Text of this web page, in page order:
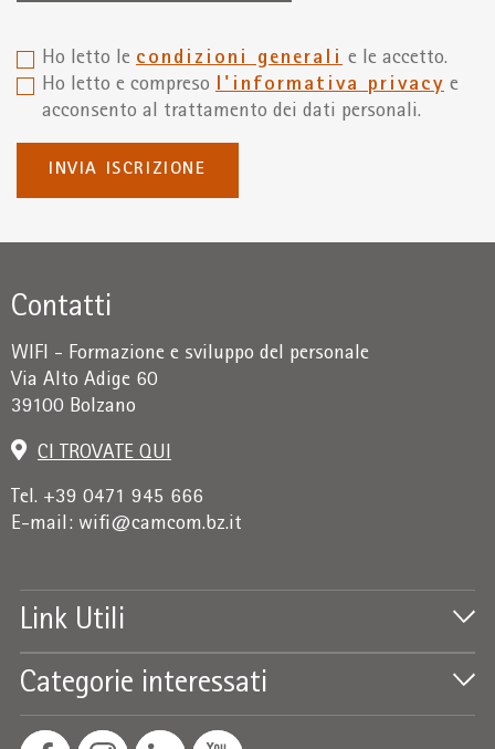
Ho letto le condizioni generali e le accetto.
Ho letto e compreso l'informativa privacy e
acconsento al trattamento dei dati personali.
INVIA ISCRIZIONE
Contatti
WIFI - Formazione e sviluppo del personale
Via Alto Adige 60
39100 Bolzano
CI TROVATE QUI
Tel. +39 0471 945 666
E-mail: wifi@camcom.bz.it
Link Utili
Categorie interessati